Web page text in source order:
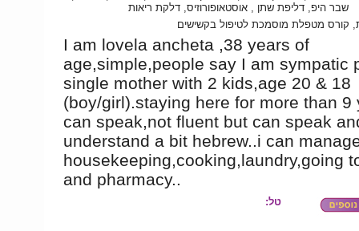
שבר היפ, דליפת שתן , אוסטאופורוזיס, דלקת ריאות
קורס מטפלת מוסמכת לטיפול בקשישים
I am lovela ancheta ,38 years of
age,simple,people say I am sympatic
single mother with 2 kids,age 20 & 18
(boy/girl).staying here for more than 9
can speak,not fluent but can speak
understand a bit hebrew..i can
housekeeping,cooking,laundry,going
and pharmacy..
טל: